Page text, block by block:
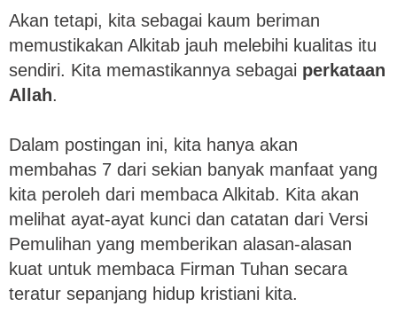
Akan tetapi, kita sebagai kaum beriman
memustikakan Alkitab jauh melebihi kualitas itu
sendiri. Kita memastikannya sebagai perkataan
Allah.
Dalam postingan ini, kita hanya akan
membahas 7 dari sekian banyak manfaat yang
kita peroleh dari membaca Alkitab. Kita akan
melihat ayat-ayat kunci dan catatan dari Versi
Pemulihan yang memberikan alasan-alasan
kuat untuk membaca Firman Tuhan secara
teratur sepanjang hidup kristiani kita.